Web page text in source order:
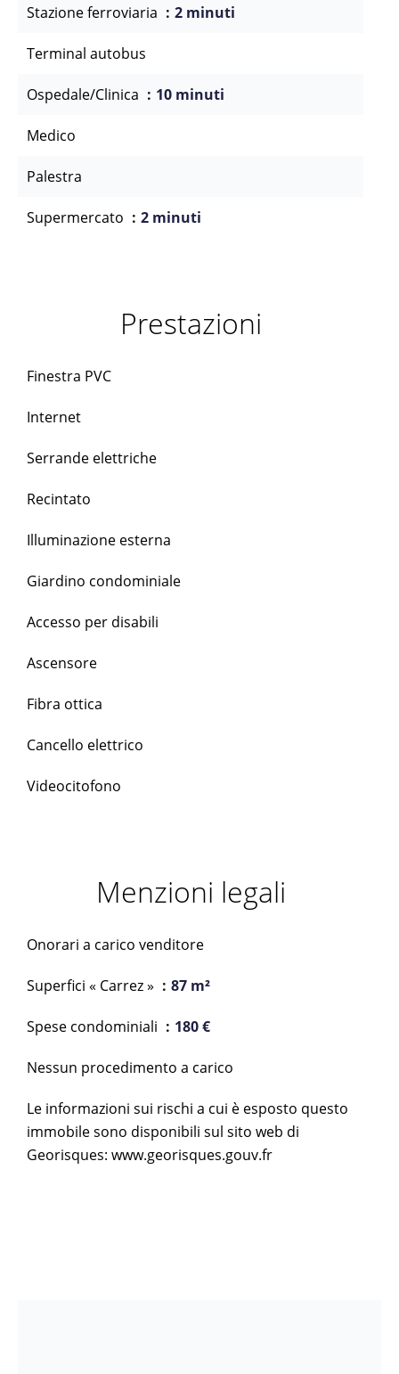
Stazione ferroviaria 2 minuti
Terminal autobus
Ospedale/Clinica 10 minuti
Medico
Palestra
Supermercato 2 minuti
Prestazioni
Finestra PVC
Internet
Serrande elettriche
Recintato
Illuminazione esterna
Giardino condominiale
Accesso per disabili
Ascensore
Fibra ottica
Cancello elettrico
Videocitofono
Menzioni legali
Onorari a carico venditore
Superfici « Carrez » 87 m²
Spese condominiali 180 €
Nessun procedimento a carico
Le informazioni sui rischi a cui è esposto questo
immobile sono disponibili sul sito web di
Georisques: www.georisques.gouv.fr